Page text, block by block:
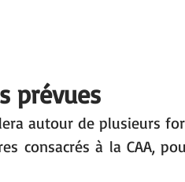
prévues
autour de plusieurs
consacrés à la CAA,